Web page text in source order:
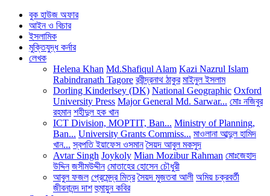
বুক হাউজ অফার
আইন ও বিচার
ইসলামিক
মুক্তিযুদ্ধ কর্নার
লেখক
Helena Khan Md.Shafiqul Alam Kazi Nazrul Islam
Rabindranath Tagore রবীন্দ্রনাথ ঠাকুর মাইনুল ইসলাম
Dorling Kinderlsey (DK) National Geographic Oxford
University Press Major General Md. Sarwar... মোঃ নজিবুর
রহমান শহীদুল হক খান
ICT Division, MOPTIT, Ban... Ministry of Planning,
Ban... University Grants Commiss... মাওলানা আব্দুল হামিদ
খান... স্বপতি ইয়াফেস ওসমান সৈয়দ আবুল মকসুদ
Avtar Singh Joykoly Mian Mozibur Rahman মোঃজেহাদ
উদ্দিন জসীমউদ্দীন মোতাহের হোসেন চৌধুরী
আবুল ফজল প্রেমেন্দ্র মিত্র সৈয়দ মুজতবা আলী অমিয় চক্রবর্তী
জীবনানন্দ দাশ হুমায়ুন কবির